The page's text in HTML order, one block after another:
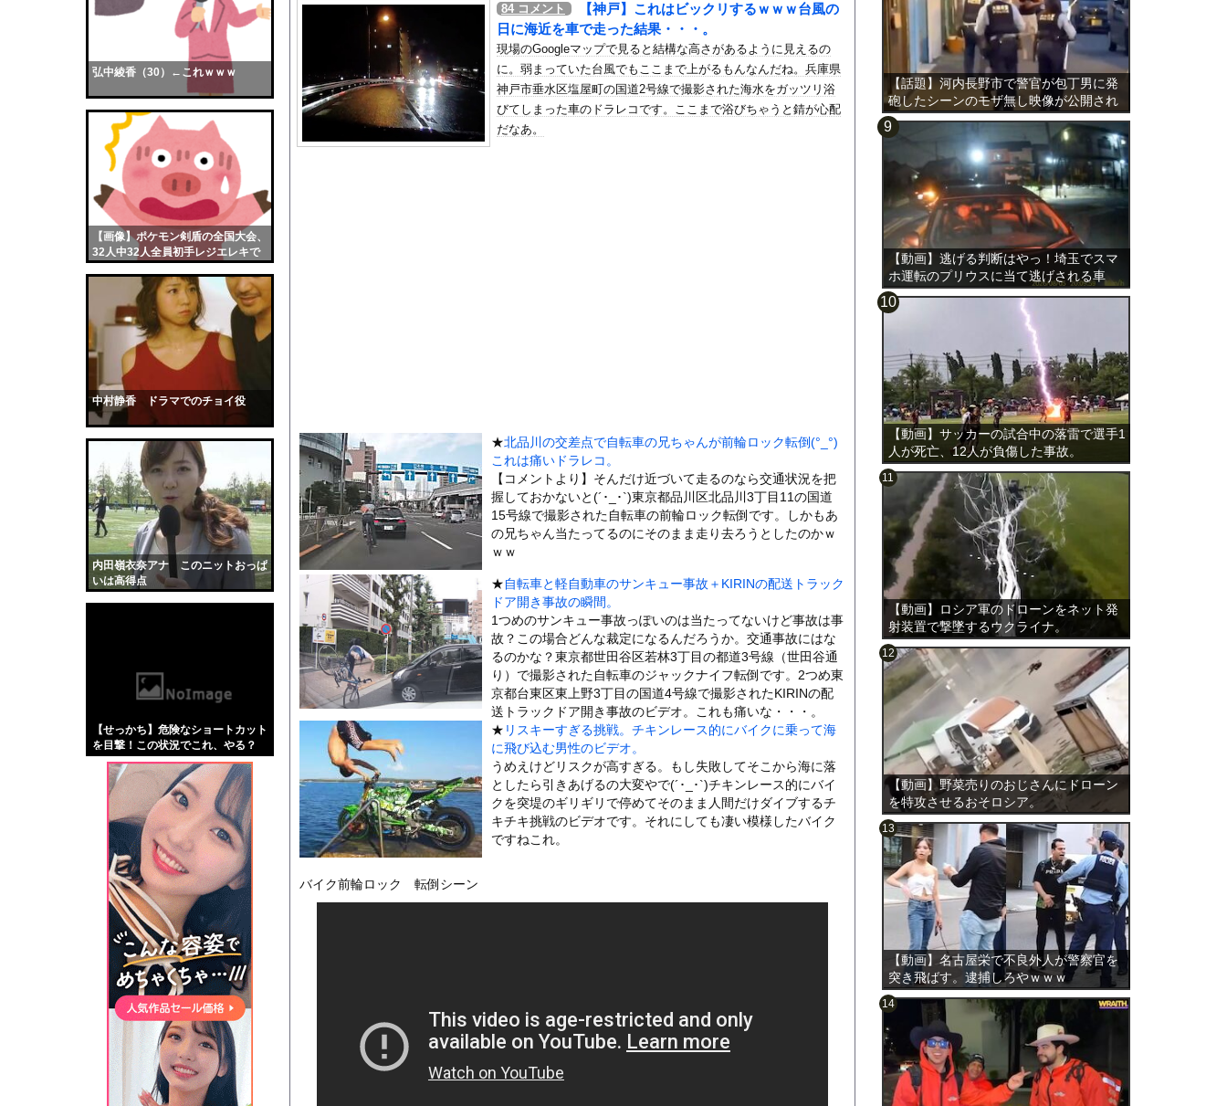
弘中綾香（30）←これｗｗｗ
【画像】ポケモン剣盾の全国大会、
32人中32人全員初手レジエレキで
中村静香 ドラマでのチョイ役
内田嶺衣奈アナ このニットおっぱ
いは高得点
【せっかち】危険なショートカット
を目撃！この状況でこれ、やる？
海外「日本よ、お前がナンバーワンだ」 熊本地震直後の日本の対応のスピードに世界が衝撃
勇気を出して白人美女にチン凸したアジア人短小男
、爆笑されてしまうｗｗｗ
10年もの間浮気してた嫁。まさかと思い長男のDNA鑑定をするがいいな？と問うと、元嫁...
ウクライナ侵攻以降、ロシア軍兵士のHIV感染が2000％急増…ウクライナメディア！
【配信者】「金バエ」のSNS更新が1週間途絶え、様々な憶測が飛び交う。1週間ぶりの投...
【画像】女の子「危機管理フォーーーーム！！！」
【画像】温泉美女さん、濡れタオルでお尻の形が透けてしまう
かわいい彼女のために美味しい料理を用意した。部屋まで持って行く → この仕打ちです…
【動画】ヒョウ2頭が木に登って激しい戦い
道路脇で男性が缶切断していたドラム缶が爆発
【黒歴史】こういう昔の大学ヤリサーの流出エロ動画（顔出し）が一番抜ける
韓国人「安貞桓が韓国代表に激怒！『惨憺たる結果、徹底的な刷新が必要だ』と監督や協会を...
ケンタッキーとか言う唐揚げ屋ｗｗｗｗｗ
【画像】このAVが性癖ブッ刺さりで精子ドクドク作られるわｗｗｗｗ
【悲報】味噌ラーメンで行列、出来ない
【中国】男の子が爆竹に点火 マンホールが爆発しふた吹き飛ぶ
【画像】伊藤舞雪とかいうＡＶ女優ｗｗｗｗｗｗｗｗｗｗw
【緊急】肛門にスティックのり入れたけど出てこないの！！
お知らせ
【動画】DJI Neo2で釣りの自撮りをしようとした男の悲劇（ノ∇`）
このページは1000mg が管理しています。 RSS設定 更新順130件まで。それ以降の古いものは表
示されません。
84 コメント
【神戸】これはビックリするｗｗｗ台風の
日に海近を車で走った結果・・・。
現場のGoogleマップで見ると結構な高さがあるように見えるの
に。弱まっていた台風でもここまで上がるもんなんだね。兵庫県
神戸市垂水区塩屋町の国道2号線で撮影された海水をガッツリ浴
びてしまった車のドラレコです。ここまで浴びちゃうと錆が心配
だなあ。
★北品川の交差点で自転車の兄ちゃんが前輪ロック転倒(°_°)
これは痛いドラレコ。
【コメントより】そんだけ近づいて走るのなら交通状況を把
握しておかないと(´･_･`)東京都品川区北品川3丁目11の国道
15号線で撮影された自転車の前輪ロック転倒です。しかもあ
の兄ちゃん当たってるのにそのまま走り去ろうとしたのかｗ
ｗｗ
★自転車と軽自動車のサンキュー事故＋KIRINの配送トラック
ドア開き事故の瞬間。
1つめのサンキュー事故っぽいのは当たってないけど事故は事
故？この場合どんな裁定になるんだろうか。交通事故にはな
るのかな？東京都世田谷区若林3丁目の都道3号線（世田谷通
り）で撮影された自転車のジャックナイフ転倒です。2つめ東
京都台東区東上野3丁目の国道4号線で撮影されたKIRINの配
送トラックドア開き事故のビデオ。これも痛いな・・・。
★ リスキーすぎる挑戦。チキンレース的にバイクに乗って海
に飛び込む男性のビデオ。
うめえけどリスクが高すぎる。もし失敗してそこから海に落
としたら引きあげるの大変やで(´･_･`)チキンレース的にバイ
クを突堤のギリギリで停めてそのまま人間だけダイブするチ
キチキ挑戦のビデオです。それにしても凄い模様したバイク
ですねこれ。
バイク前輪ロック 転倒シーン
【話題】河内長野市で警官が包丁男に発
砲したシーンのモザ無し映像が公開され
る。
【動画】逃げる判断はやっ！埼玉でスマ
ホ運転のプリウスに当て逃げされる車
載。
【動画】サッカーの試合中の落雷で選手1
人が死亡、12人が負傷した事故。
【動画】ロシア軍のドローンをネット発
射装置で撃墜するウクライナ。
【動画】野菜売りのおじさんにドローン
を特攻させるおそロシア。
【動画】名古屋栄で不良外人が警察官を
突き飛ばす。逮捕しろやｗｗｗ